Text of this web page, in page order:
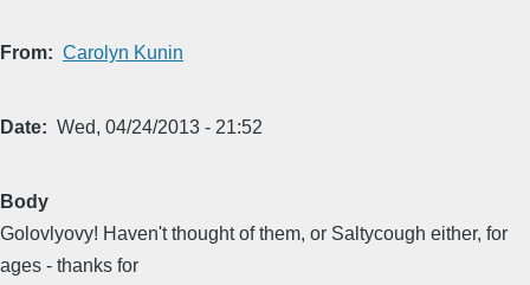
From Carolyn Kunin
Date Wed, 04/24/2013 - 21:52
Body
Golovlyovy! Haven't thought of them, or Saltycough either, for
ages - thanks for